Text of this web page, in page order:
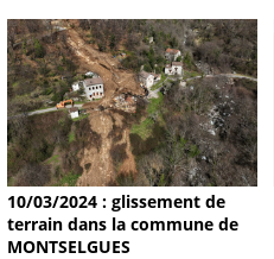
10/03/2024 : glissement de
terrain dans la commune de
MONTSELGUES